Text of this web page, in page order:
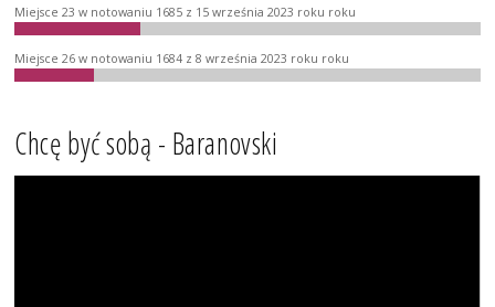
Miejsce 23 w notowaniu 1685 z 15 września 2023 roku roku
Miejsce 26 w notowaniu 1684 z 8 września 2023 roku roku
Chcę być sobą - Baranovski